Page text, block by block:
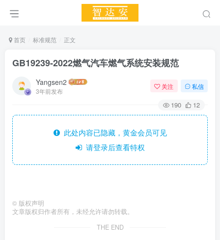
首页 标准规范 正文
GB19239-2022燃气汽车燃气系统安装规范
Yangsen2
3年前发布
关注 私信
190 12
此处内容已隐藏，黄金会员可见
请登录后查看特权
© 版权声明
文章版权归作者所有，未经允许请勿转载。
THE END